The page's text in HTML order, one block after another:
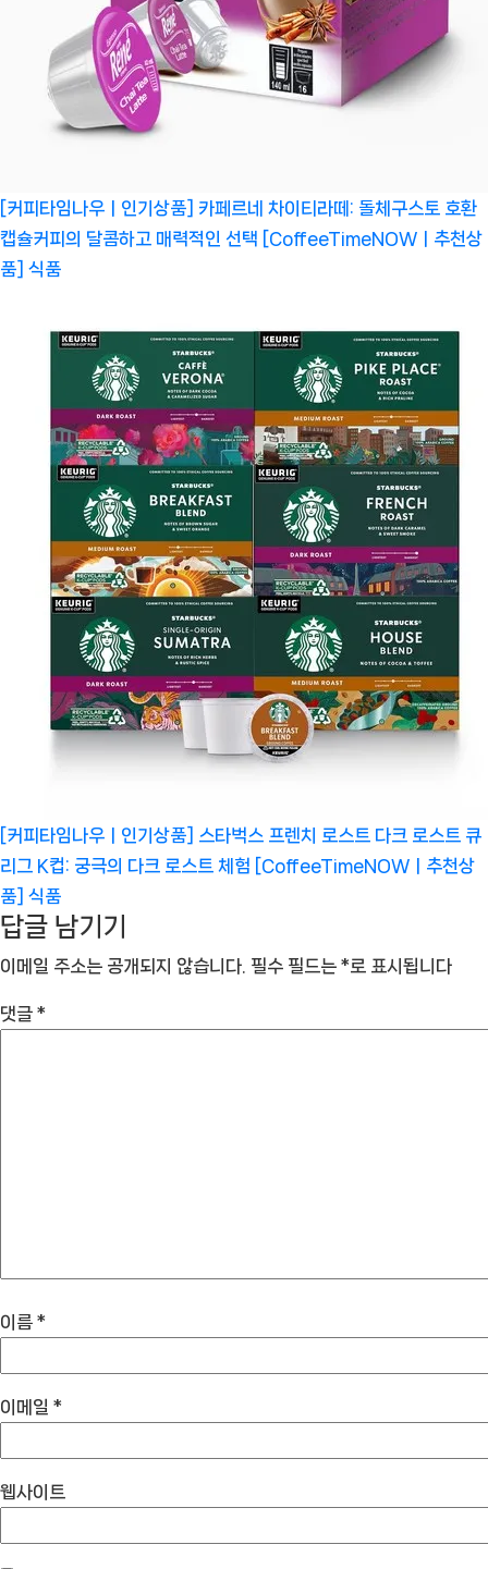
[커피타임나우ㅣ인기상품] 카페르네 차이티라떼: 돌체구스토 호환
캡슐커피의 달콤하고 매력적인 선택 [CoffeeTimeNOWㅣ추천상
품] 식품
[커피타임나우ㅣ인기상품] 스타벅스 프렌치 로스트 다크 로스트 큐
리그 K컵: 궁극의 다크 로스트 체험 [CoffeeTimeNOWㅣ추천상
품] 식품
답글 남기기
이메일 주소는 공개되지 않습니다. 필수 필드는 *로 표시됩니다
댓글 *
이름 *
이메일 *
웹사이트